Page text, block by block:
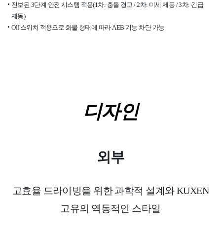
진보된 3단계 안전 시스템 적용(1차: 충돌 경고 / 2차: 미세 제동 / 3차: 긴급
제동)
Off 스위치 적용으로 화물 형태에 따라 AEB 기능 차단 가능
디자인
외부
고효율 드라이빙을 위한 과학적 설계와KUXEN
고유의 역동적인 스타일